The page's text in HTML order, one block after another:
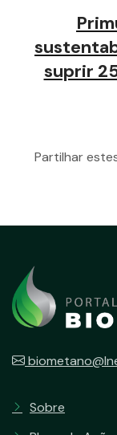
suprir
Partilhar
Sobre